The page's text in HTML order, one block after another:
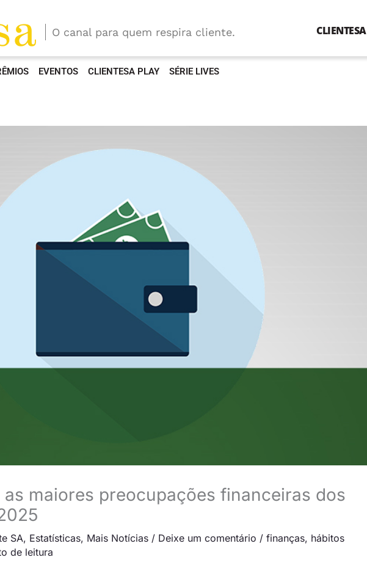
O canal para quem respira cliente. CLIENTESA
EVENTOS CLIENTESA PLAY SÉRIE LIVES
as maiores preocupações financeiras dos
SA, Estatísticas, Mais Notícias / Deixe um comentário / finanças, hábitos
de leitura